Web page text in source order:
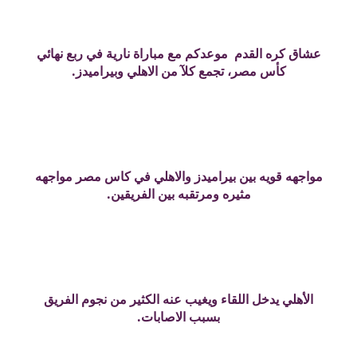
عشاق كره القدم موعدكم مع مباراة نارية في ربع نهائي
كأس مصر، تجمع كلآ من الاهلي وبيراميدز.
مواجهه قويه بين بيراميدز والاهلي في كاس مصر مواجهه
مثيره ومرتقبه بين الفريقين.
الأهلي يدخل اللقاء ويغيب عنه الكثير من نجوم الفريق
بسبب الاصابات.